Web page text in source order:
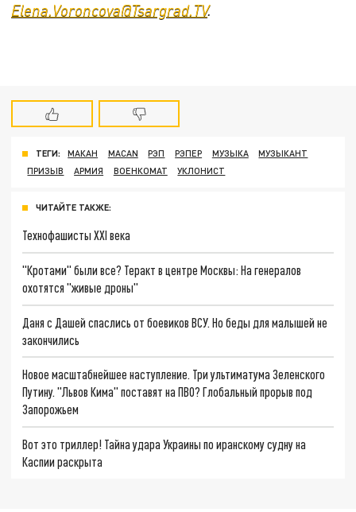
Elena.Voroncova@Tsargrad.TV.
ТЕГИ: МАКАН MACAN РЭП РЭПЕР МУЗЫКА
МУЗЫКАНТ
ПРИЗЫВ
АРМИЯ ВОЕНКОМАТ УКЛОНИСТ
ЧИТАЙТЕ ТАКЖЕ:
Технофашисты XXI века
"Кротами" были все? Теракт в центре Москвы: На генералов
охотятся "живые дроны"
Даня с Дашей спаслись от боевиков ВСУ. Но беды для малышей не
закончились
Новое масштабнейшее наступление. Три ультиматума Зеленского
Путину. "Львов Кима" поставят на ПВО? Глобальный прорыв под
Запорожьем
Вот это триллер! Тайна удара Украины по иранскому судну на
Каспии раскрыта